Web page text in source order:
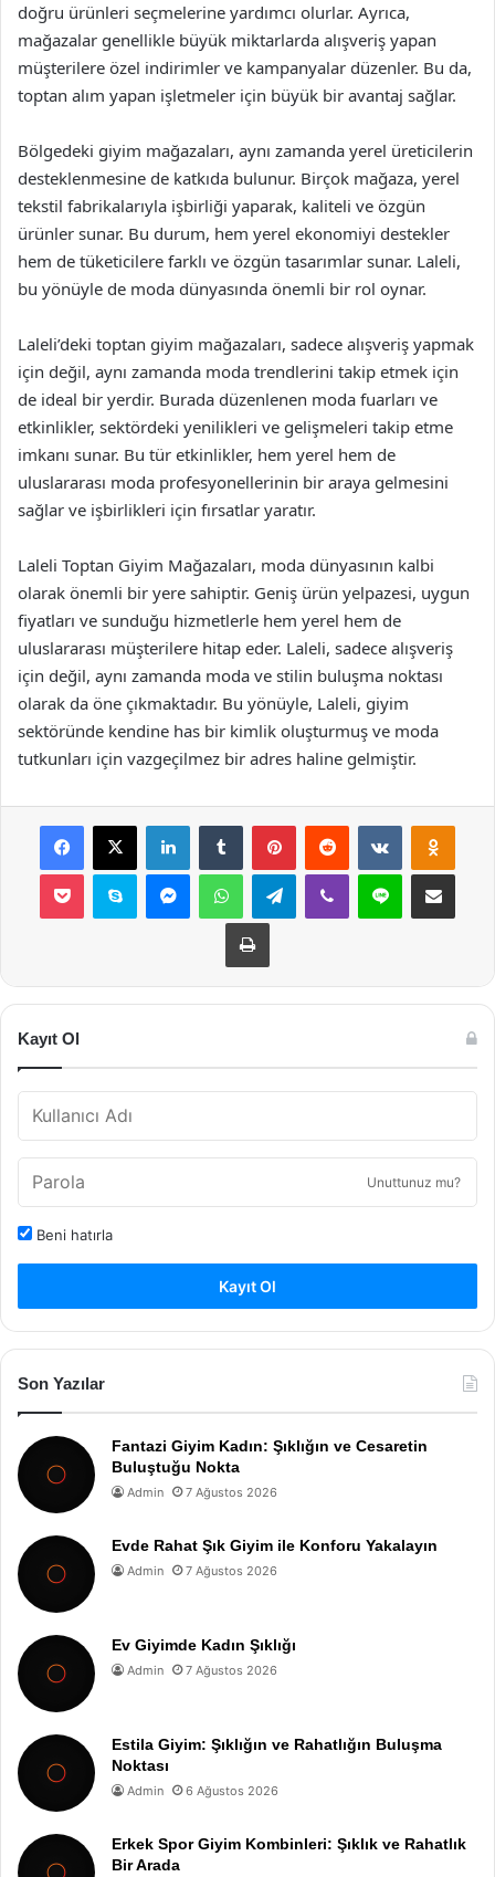
doğru ürünleri seçmelerine yardımcı olurlar. Ayrıca,
mağazalar genellikle büyük miktarlarda alışveriş yapan
müşterilere özel indirimler ve kampanyalar düzenler. Bu da,
toptan alım yapan işletmeler için büyük bir avantaj sağlar.
Bölgedeki giyim mağazaları, aynı zamanda yerel üreticilerin
desteklenmesine de katkıda bulunur. Birçok mağaza, yerel
tekstil fabrikalarıyla işbirliği yaparak, kaliteli ve özgün
ürünler sunar. Bu durum, hem yerel ekonomiyi destekler
hem de tüketicilere farklı ve özgün tasarımlar sunar. Laleli,
bu yönüyle de moda dünyasında önemli bir rol oynar.
Laleli’deki toptan giyim mağazaları, sadece alışveriş yapmak
için değil, aynı zamanda moda trendlerini takip etmek için
de ideal bir yerdir. Burada düzenlenen moda fuarları ve
etkinlikler, sektördeki yenilikleri ve gelişmeleri takip etme
imkanı sunar. Bu tür etkinlikler, hem yerel hem de
uluslararası moda profesyonellerinin bir araya gelmesini
sağlar ve işbirlikleri için fırsatlar yaratır.
Laleli Toptan Giyim Mağazaları, moda dünyasının kalbi
olarak önemli bir yere sahiptir. Geniş ürün yelpazesi, uygun
fiyatları ve sunduğu hizmetlerle hem yerel hem de
uluslararası müşterilere hitap eder. Laleli, sadece alışveriş
için değil, aynı zamanda moda ve stilin buluşma noktası
olarak da öne çıkmaktadır. Bu yönüyle, Laleli, giyim
sektöründe kendine has bir kimlik oluşturmuş ve moda
tutkunları için vazgeçilmez bir adres haline gelmiştir.
Facebook
X LinkedInTumblr PinterestReddit VKontakte
Pocket Skype MessengerWhatsAppTelegramViber Line E-Posta ile
Yazdır
Kayıt Ol
Unuttunuz mu?
Beni hatırla
Kayıt Ol
Son Yazılar
Fantazi Giyim Kadın: Şıklığın ve Cesaretin
Buluştuğu Nokta
Admin 7 Ağustos 2026
Evde Rahat Şık Giyim ile Konforu Yakalayın
Admin 7 Ağustos 2026
Ev Giyimde Kadın Şıklığı
Admin 7 Ağustos 2026
Estila Giyim: Şıklığın ve Rahatlığın Buluşma
Noktası
Admin 6 Ağustos 2026
Erkek Spor Giyim Kombinleri: Şıklık ve Rahatlık
Bir Arada